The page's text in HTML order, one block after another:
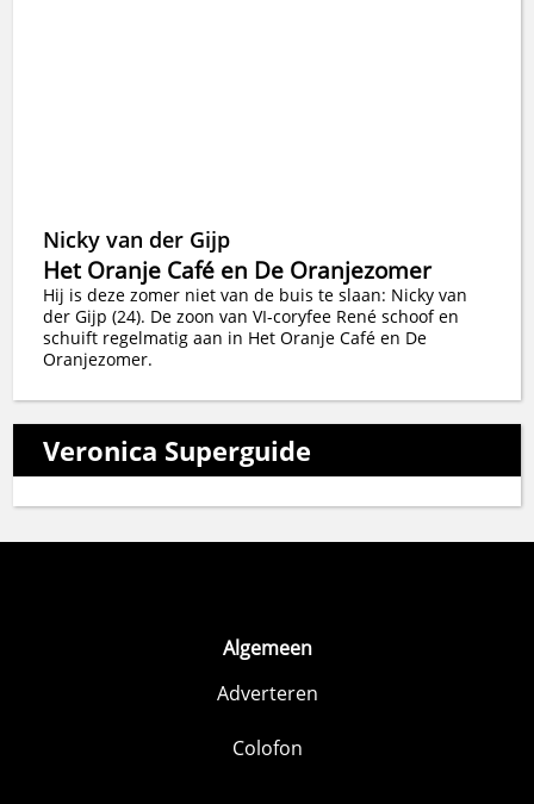
Nicky van der Gijp
Het Oranje Café en De Oranjezomer
Hij is deze zomer niet van de buis te slaan: Nicky van
der Gijp (24). De zoon van VI-coryfee René schoof en
schuift regelmatig aan in Het Oranje Café en De
Oranjezomer.
Veronica Superguide
Algemeen
Adverteren
Colofon